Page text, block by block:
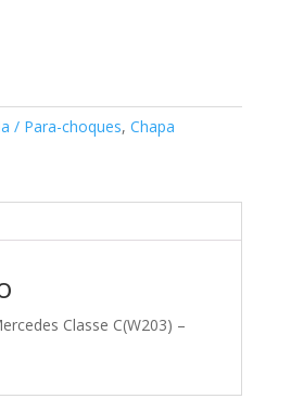
/ Para-choques, Chapa
Classe C(W203) –